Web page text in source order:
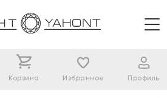
Корзина Избранное Профиль